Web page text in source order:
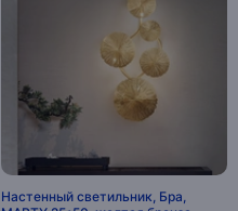
Настенный светильник, Бра,